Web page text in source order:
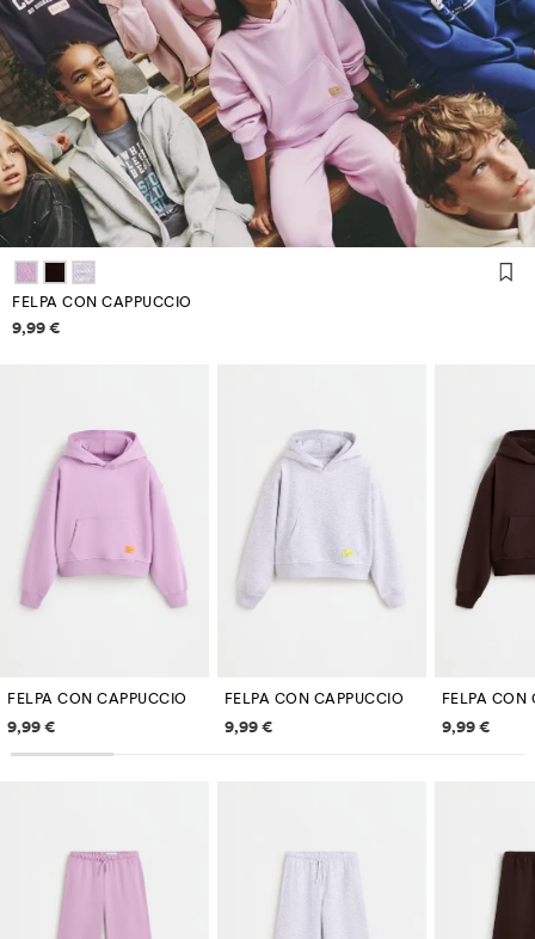
FELPA CON CAPPUCCIO
Informazioni sui prezzi
9,99 €
FELPA CON CAPPUCCIO
Informazioni sui prezzi
9,99 €
FELPA CON CAPPUCCIO
Informazioni sui prezzi
9,99 €
FELPA CON
9,99 €